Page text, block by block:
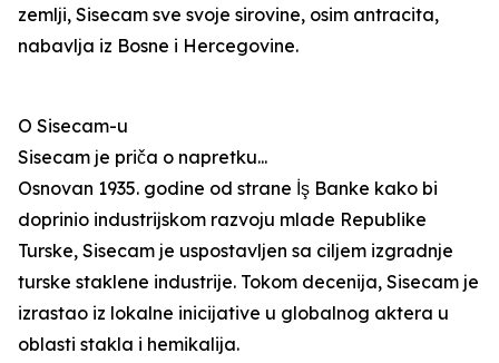
zemlji, Sisecam sve svoje sirovine, osim antracita,
nabavlja iz Bosne i Hercegovine.
O Sisecam-u
Sisecam je priča o napretku...
Osnovan 1935. godine od strane İş Banke kako bi
doprinio industrijskom razvoju mlade Republike
Turske, Sisecam je uspostavljen sa ciljem izgradnje
turske staklene industrije. Tokom decenija, Sisecam je
izrastao iz lokalne inicijative u globalnog aktera u
oblasti stakla i hemikalija.